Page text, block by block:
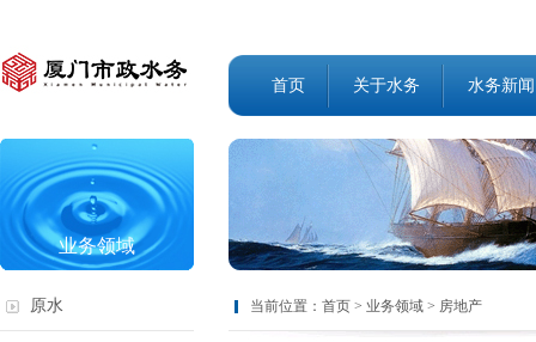
首页 关于水务 水务新闻
业务领域
原水 当前位置： 首页 > 业务领域 > 房地产